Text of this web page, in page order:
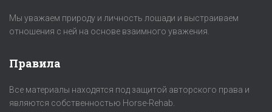
Мы уважаем природу и личность лошади и выстраиваем
отношения с ней на основе взаимного уважения.
Правила
Все материалы находятся под защитой авторского права и
являются собственностью Horse-Rehab.